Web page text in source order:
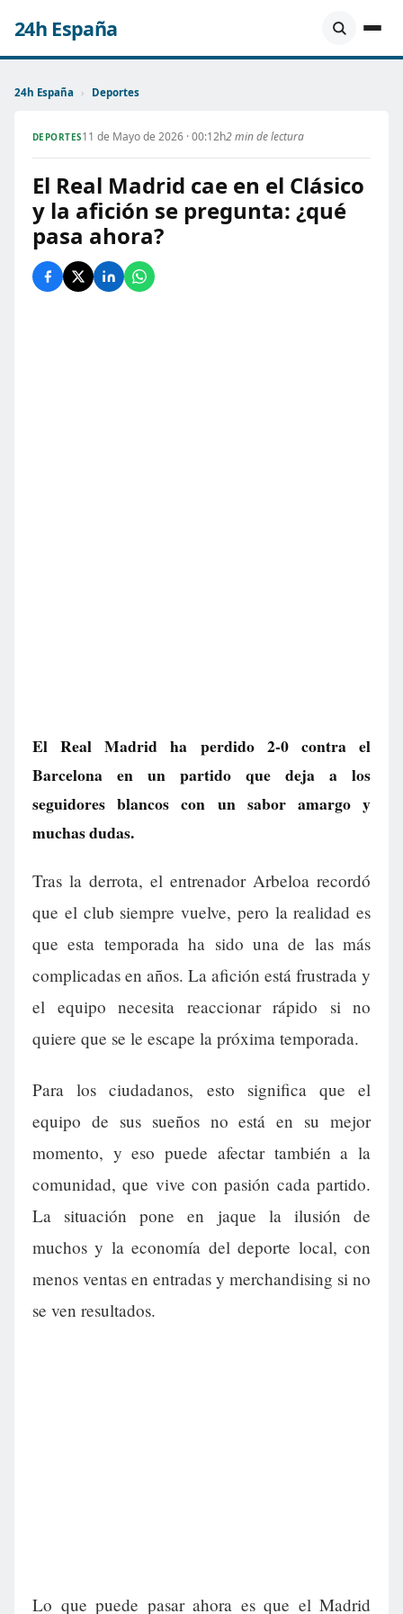
24h España
24h España › Deportes
DEPORTES11 de Mayo de 2026 · 00:12h2 min de lectura
El Real Madrid cae en el Clásico
y la afición se pregunta: ¿qué
pasa ahora?
El Real Madrid ha perdido 2-0 contra el
Barcelona en un partido que deja a los
seguidores blancos con un sabor amargo y
muchas dudas.
Tras la derrota, el entrenador Arbeloa recordó
que el club siempre vuelve, pero la realidad es
que esta temporada ha sido una de las más
complicadas en años. La afición está frustrada y
el equipo necesita reaccionar rápido si no
quiere que se le escape la próxima temporada.
Para los ciudadanos, esto significa que el
equipo de sus sueños no está en su mejor
momento, y eso puede afectar también a la
comunidad, que vive con pasión cada partido.
La situación pone en jaque la ilusión de
muchos y la economía del deporte local, con
menos ventas en entradas y merchandising si no
se ven resultados.
Lo que puede pasar ahora es que el Madrid